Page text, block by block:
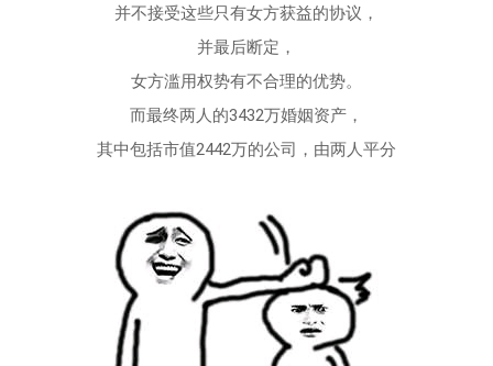
并不接受这些只有女方获益的协议，
并最后断定，
女方滥用权势有不合理的优势。
而最终两人的3432万婚姻资产，
其中包括市值2442万的公司，由两人平分